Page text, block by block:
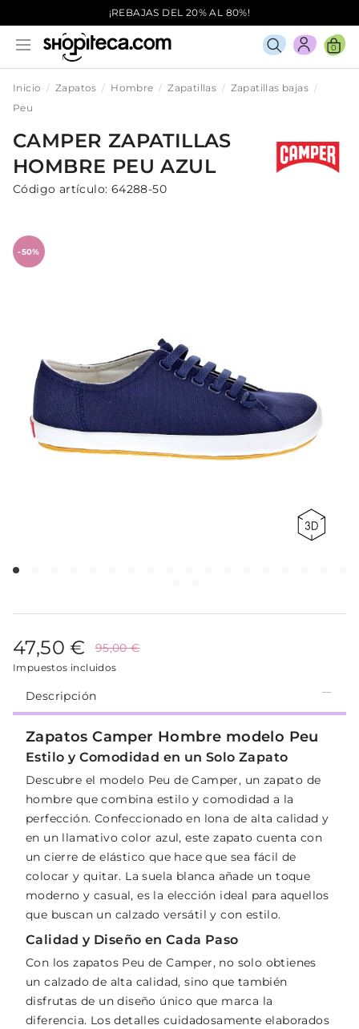
¡REBAJAS DEL 20% AL 80%!
0
Inicio Zapatos Hombre Zapatillas
Zapatillas bajas
Peu
CAMPER ZAPATILLAS
HOMBRE PEUAZUL
Código artículo: 64288-50
-50%
47,50 € 95,00 €
Impuestos incluidos
Descripción
Zapatos Camper Hombre modelo Peu
Estilo y Comodidad en un Solo Zapato
Descubre el modelo Peu de Camper, un zapato de
hombre que combina estilo y comodidad a la
perfección. Confeccionado en lona de alta calidad y
en un llamativo color azul, este zapato cuenta con
un cierre de elástico que hace que sea fácil de
colocar y quitar. La suela blanca añade un toque
moderno y casual, es la elección ideal para aquellos
que buscan un calzado versátil y con estilo.
Calidad y Diseño en Cada Paso
Con los zapatos Peu de Camper, no solo obtienes
un calzado de alta calidad, sino que también
disfrutas de un diseño único que marca la
diferencia. Los detalles cuidadosamente elaborados